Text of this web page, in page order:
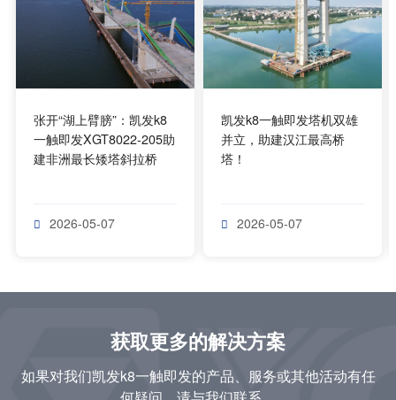
张开“湖上臂膀”：凯发k8
一触即发XGT8022-205助
建非洲最长矮塔斜拉桥
 2026-05-07
凯发k8一触即发塔机双雄
并立，助建汉江最高桥
塔！
 2026-05-07
获取更多的解决方案
如果对我们凯发k8一触即发的产品、服务或其他活动有任